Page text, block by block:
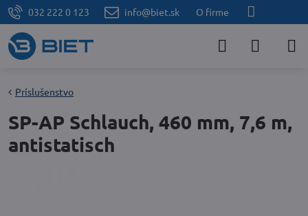
032 222 0 123 info@biet.sk O firme
Príslušenstvo
SP-AP Schlauch, 460 mm, 7,6 m,
antistatisch